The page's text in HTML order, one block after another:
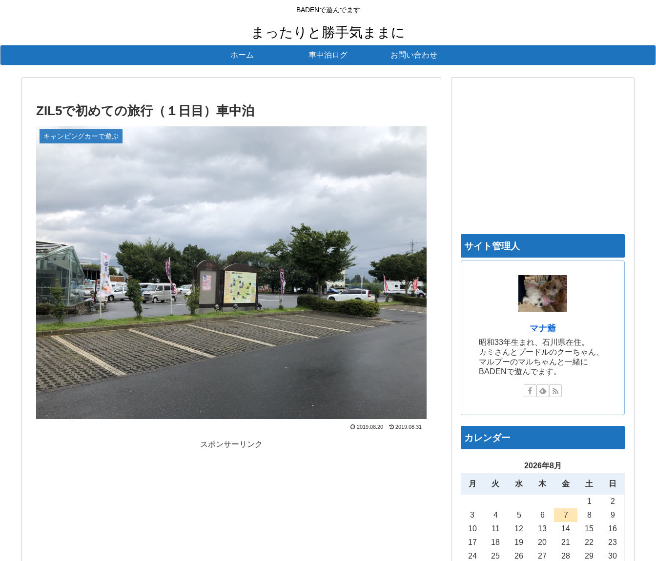
BADENで遊んでます
まったりと勝手気ままに
ホーム 車中泊ログ お問い合わせ
ZIL5で初めての旅行（１日目）車中泊
キャンピングカーで遊ぶ
2019.08.20 2019.08.31
スポンサーリンク
サイト管理人
マナ爺
昭和33年生まれ、石川県在住。
カミさんとプードルのクーちゃん、
マルプーのマルちゃんと一緒に
BADENで遊んでます。
カレンダー
2026年8月
月 火 水 木 金 土 日
1
2
3
4 5 6 7 8
9
10
11 12 13 14 15
16
17
18 19 20 21 22
23
24
25 26 27 28 29
30